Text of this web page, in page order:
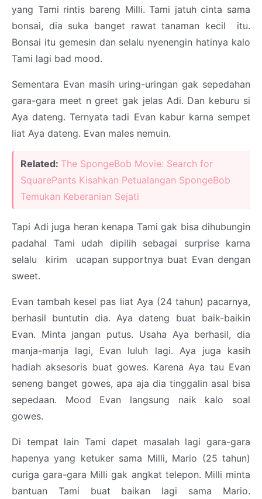
yang Tami rintis bareng Milli. Tami jatuh cinta sama
bonsai, dia suka banget rawat tanaman kecil itu.
Bonsai itu gemesin dan selalu nyenengin hatinya kalo
Tami lagi bad mood.
Sementara Evan masih uring-uringan gak sepedahan
gara-gara meet n greet gak jelas Adi. Dan keburu si
Aya dateng. Ternyata tadi Evan kabur karna sempet
liat Aya dateng. Evan males nemuin.
Related: The SpongeBob Movie: Search for
SquarePants Kisahkan Petualangan SpongeBob
Temukan Keberanian Sejati
Tapi Adi juga heran kenapa Tami gak bisa dihubungin
padahal Tami udah dipilih sebagai surprise karna
selalu kirim ucapan supportnya buat Evan dengan
sweet.
Evan tambah kesel pas liat Aya (24 tahun) pacarnya,
berhasil buntutin dia. Aya dateng buat baik-baikin
Evan. Minta jangan putus. Usaha Aya berhasil, dia
manja-manja lagi, Evan luluh lagi. Aya juga kasih
hadiah aksesoris buat gowes. Karena Aya tau Evan
seneng banget gowes, apa aja dia tinggalin asal bisa
sepedaan. Mood Evan langsung naik kalo soal
gowes.
Di tempat lain Tami dapet masalah lagi gara-gara
hapenya yang ketuker sama Milli, Mario (25 tahun)
curiga gara-gara Milli gak angkat telepon. Milli minta
bantuan Tami buat baikan lagi sama Mario.